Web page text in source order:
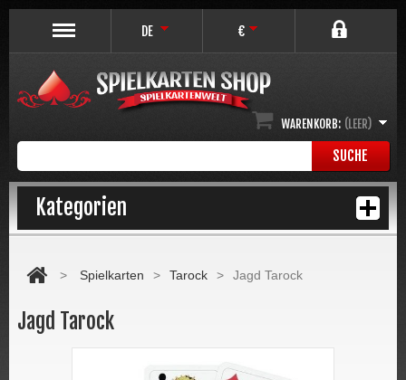
DE €
SUCHE
WARENKORB: (LEER)
Kategorien
> Spielkarten > Tarock > Jagd Tarock
Jagd Tarock